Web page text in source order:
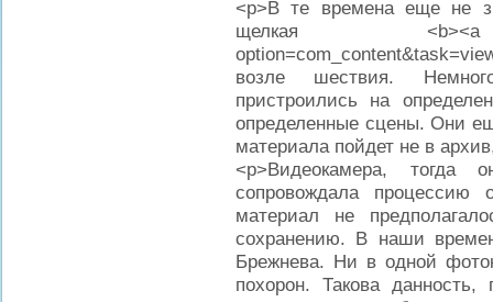
<p>В те времена еще не
щелкая <b><a
возле шествия.
пристроились на
определенные сцены. Они
материала пойдет не в
<p>Видеокамера,
сопровождала процессию
материал не
сохранению. В наши
Брежнева. Ни в одной
похорон. Такова